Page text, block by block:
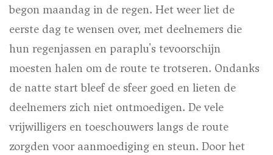
begon maandag in de regen. Het weer liet de
eerste dag te wensen over, met deelnemers die
hun regenjassen en paraplu's tevoorschijn
moesten halen om de route te trotseren. Ondanks
de natte start bleef de sfeer goed en lieten de
deelnemers zich niet ontmoedigen. De vele
vrijwilligers en toeschouwers langs de route
zorgden voor aanmoediging en steun. Door het